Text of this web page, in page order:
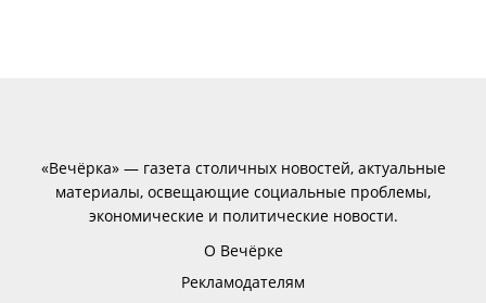
«Вечёрка» — газета столичных новостей, актуальные
материалы, освещающие социальные проблемы,
экономические и политические новости.
О Вечёрке
Рекламодателям